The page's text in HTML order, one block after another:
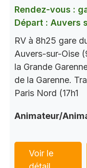
Rendez-vous :
Départ : Auvers
RV à 8h25 gare
Auvers-sur-Oise
la Grande
de la Garenne.
Paris Nord (17h1
Animateur/
Voir le